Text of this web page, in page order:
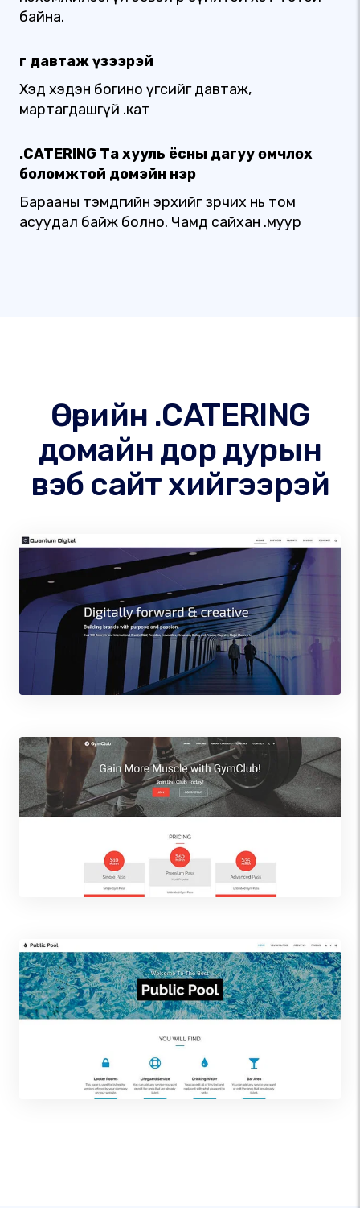
байна.
Үг давтаж үзээрэй
Хэд хэдэн богино үгсийг давтаж,
мартагдашгүй .кат
.CATERING Та хууль ёсны дагуу өмчлөх
боломжтой домэйн нэр
Барааны тэмдгийн эрхийг зөрчих нь том
асуудал байж болно. Чамд сайхан .муур
Өөрийн .CATERING
домайн дор дурын
вэб сайт хийгээрэй